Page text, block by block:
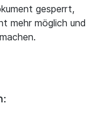
gesperrt,
mehr möglich und